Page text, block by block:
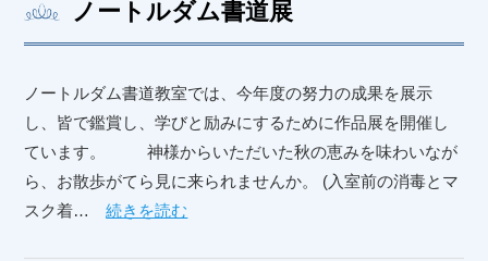
ノートルダム書道展
ノートルダム書道教室では、今年度の努力の成果を展示
し、皆で鑑賞し、学びと励みにするために作品展を開催し
ています。 神様からいただいた秋の恵みを味わいなが
ら、お散歩がてら見に来られませんか。 (入室前の消毒とマ
スク着…続きを読む